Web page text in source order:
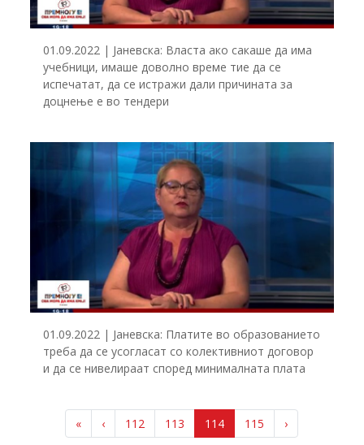
01.09.2022 | Јаневска: Власта ако сакаше да има
учебници, имаше доволно време тие да се
испечатат, да се истражи дали причината за
доцнење е во тендери
01.09.2022 | Јаневска: Платите во образованието
треба да се усогласат со колективниот договор
и да се нивелираат според минималната плата
« ‹
P
a
112
P
a
113
C
u
114
P
a
115 ›